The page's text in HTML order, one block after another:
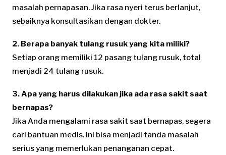
masalah pernapasan. Jika rasa nyeri terus berlanjut,
sebaiknya konsultasikan dengan dokter.
2. Berapa banyak tulang rusuk yang kita miliki?
Setiap orang memiliki 12 pasang tulang rusuk, total
menjadi 24 tulang rusuk.
3. Apa yang harus dilakukan jika ada rasa sakit saat
bernapas?
Jika Anda mengalami rasa sakit saat bernapas, segera
cari bantuan medis. Ini bisa menjadi tanda masalah
serius yang memerlukan penanganan cepat.